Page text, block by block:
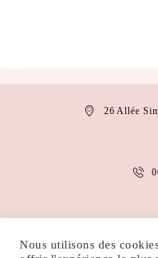
26 Allée
Nous utilisons des